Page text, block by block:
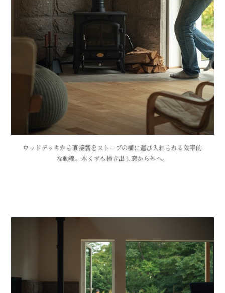
ウッドデッキから直接薪をストーブの横に運び入れられる効率的
な動線。木くずも掃き出し窓から外へ。